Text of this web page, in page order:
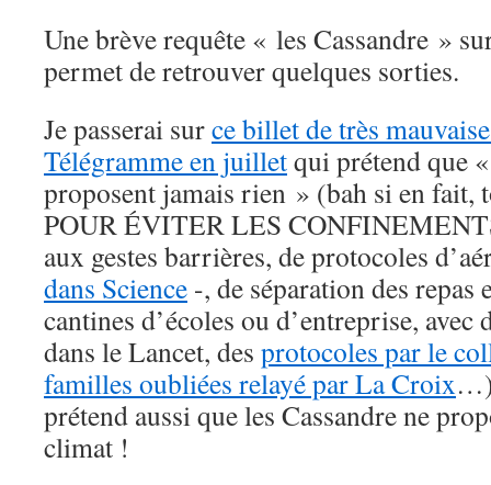
Une brève requête « les Cassandre »
permet de retrouver quelques sorties.
Je passerai surce billet de très
Télégramme en juilletqui prétend que
proposent jamais rien » (bah si en fait,
POUR ÉVITER LES
aux gestes barrières, de protocoles
dans Science -, de séparation des repas
cantines d’écoles ou d’entreprise, avec
dans le Lancet, des protocoles par le
familles oubliées relayé par La Croix
prétend aussi que les Cassandre ne
climat !